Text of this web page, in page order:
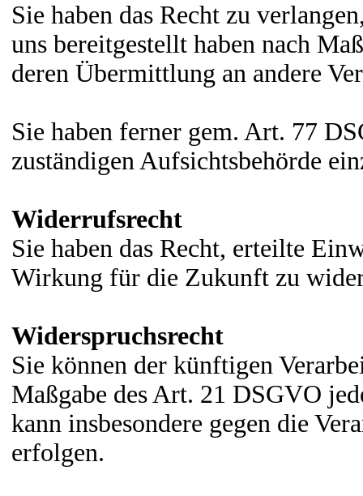
Sie haben das Recht zu
uns bereitgestellt haben nach
deren Übermittlung an andere
Sie haben ferner gem. Art. 77
zuständigen Aufsichtsbehörde
Widerrufsrecht
Sie haben das Recht, erteilte
Wirkung für die Zukunft zu
Widerspruchsrecht
Sie können der künftigen
Maßgabe des Art. 21 DSGVO
kann insbesondere gegen die
erfolgen.